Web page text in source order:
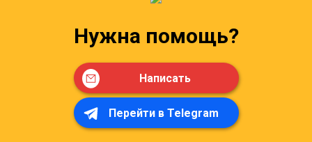
Нужна помощь?
Написать
Перейти в Telegram